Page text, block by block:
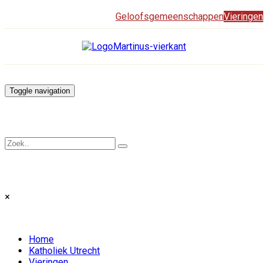
GeloofsgemeenschappenVieringen
Toggle navigation
×
Home
Katholiek Utrecht